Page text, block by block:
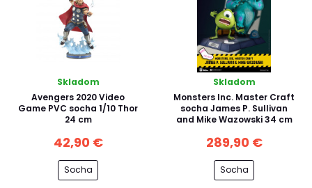
Skladom
Avengers 2020 Video
Game PVC socha 1/10 Thor
24 cm
42,90 €
Socha
Skladom
Monsters Inc. Master Craft
socha James P. Sullivan
and Mike Wazowski 34 cm
289,90 €
Socha